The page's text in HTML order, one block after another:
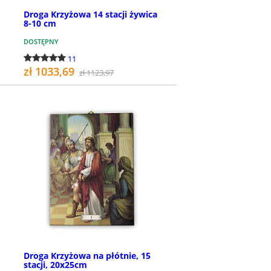
Droga Krzyżowa 14 stacji żywica
8-10 cm
DOSTĘPNY
11
zł 1033,69 zł 1123,97
Droga Krzyżowa na płótnie, 15
stacji, 20x25cm